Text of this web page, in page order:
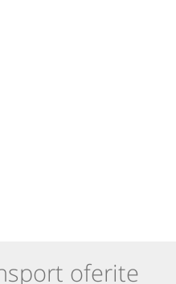
oferite